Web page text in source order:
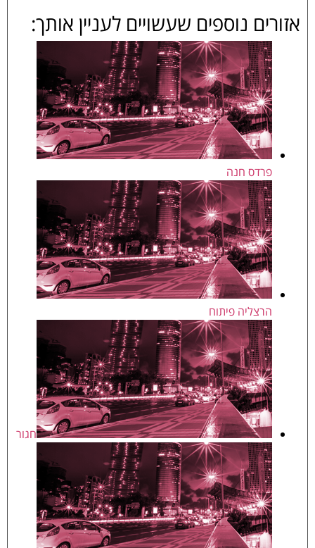
אזורים נוספים שעשויים לעניין אותך:
פרדס חנה
הרצליה פיתוח
חגור